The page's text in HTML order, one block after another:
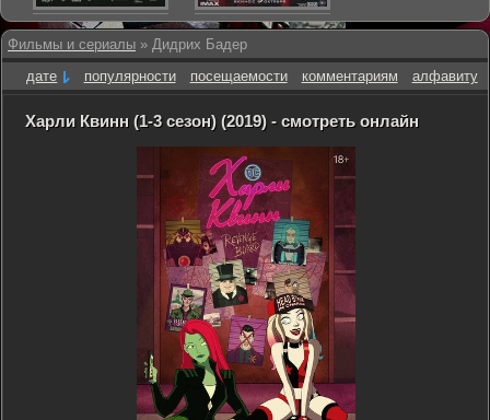
Фильмы и сериалы » Дидрих Бадер
дате
популярности посещаемости комментариям алфавиту
Харли Квинн (1-3 сезон) (2019) - смотреть онлайн